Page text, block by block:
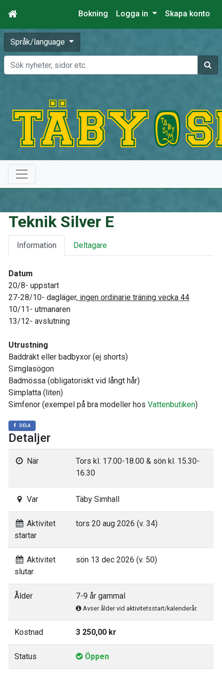
Bokning Logga in Skapa konto
Språk/language
Sök
Teknik Silver E
Information Deltagare
Datum
20/8- uppstart
27-28/10- dagläger, ingen ordinarie träning vecka 44
10/11- utmanaren
13/12- avslutning
Utrustning
Baddräkt eller badbyxor (ej shorts)
Simglasögon
Badmössa (obligatoriskt vid långt hår)
Simplatta (liten)
Simfenor (exempel på bra modeller hos Vattenbutiken)
DELA
Detaljer
När
Tors kl. 17.00-18.00 & sön kl. 15.30-
16.30
Var Täby Simhall
Aktivitet
startar
tors 20 aug 2026 (v. 34)
Aktivitet
slutar
sön 13 dec 2026 (v. 50)
Ålder 7-9 år gammal
Avser ålder vid aktivitetsstart/kalenderår.
Kostnad 3 250,00 kr
Status Öppen